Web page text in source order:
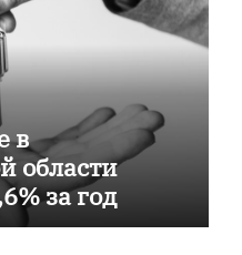
в
области
за год